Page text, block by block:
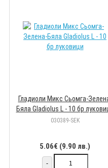
Гладиоли Микс Сьомга-
Бяла Gladiolus L - 10 бр
030389-SEK
5.06€ (9.90 лв.)
-